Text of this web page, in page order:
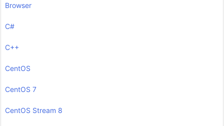
Browser
C#
C++
CentOS
CentOS 7
CentOS Stream 8